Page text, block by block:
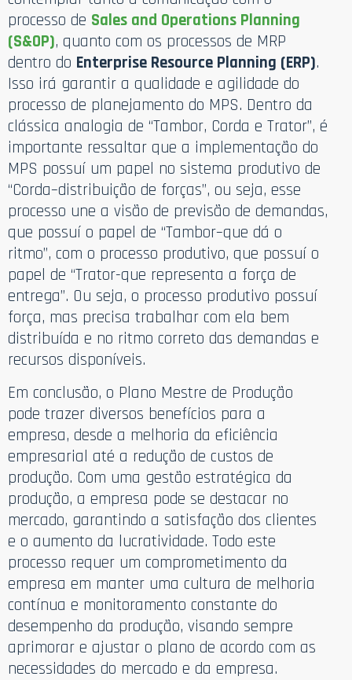
processo de Sales and Operations Planning
(S&OP), quanto com os processos de MRP
dentro do Enterprise Resource Planning (ERP).
Isso irá garantir a qualidade e agilidade do
processo de planejamento do MPS. Dentro da
clássica analogia de “Tambor, Corda e Trator”, é
importante ressaltar que a implementação do
MPS possuí um papel no sistema produtivo de
“Corda–distribuição de forças”, ou seja, esse
processo une a visão de previsão de demandas,
que possuí o papel de “Tambor–que dá o
ritmo”, com o processo produtivo, que possuí o
papel de “Trator-que representa a força de
entrega”. Ou seja, o processo produtivo possuí
força, mas precisa trabalhar com ela bem
distribuída e no ritmo correto das demandas e
recursos disponíveis.
Em conclusão, o Plano Mestre de Produção
pode trazer diversos benefícios para a
empresa, desde a melhoria da eficiência
empresarial até a redução de custos de
produção. Com uma gestão estratégica da
produção, a empresa pode se destacar no
mercado, garantindo a satisfação dos clientes
e o aumento da lucratividade. Todo este
processo requer um comprometimento da
empresa em manter uma cultura de melhoria
contínua e monitoramento constante do
desempenho da produção, visando sempre
aprimorar e ajustar o plano de acordo com as
necessidades do mercado e da empresa.